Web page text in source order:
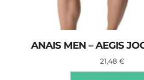
ANAIS MEN – AEGIS
21,48 €